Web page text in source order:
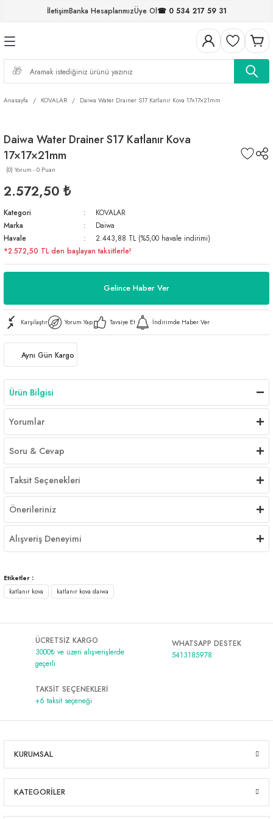
İletişimBanka HesaplarımızÜye Ol☎ 0 534 217 59 31
Geri Dön
Geri Dön
Geri Dön
MİSİNALAR
Geri Dön
FIRDÖNDÜLER
Geri Dön
Geri Dön
Geri Dön
Geri Dön
Anasayfa KOVALAR Daiwa Water Drainer S17 Katlanır Kova 17×17×21mm
Daiwa Water Drainer S17 Katlanır Kova
17×17×21mm
(0) Yorum - 0 Puan
2.572,50 ₺
Kategori
KOVALAR
Marka
Daiwa
Havale
2.443,88 TL (%5,00 havale indirimi)
*2.572,50 TL den başlayan taksitlerle!
Gelince Haber Ver
Karşılaştır Yorum Yap Tavsiye Et İndirimde Haber Ver
Aynı Gün Kargo
Ürün Bilgisi
Yorumlar
Soru & Cevap
Taksit Seçenekleri
Önerileriniz
Alışveriş Deneyimi
Etiketler :
katlanır kova
katlanır kova daiwa
ÜCRETSİZ KARGO
3000₺ ve üzeri alışverişlerde
geçerli
WHATSAPP DESTEK
5413185978
TAKSİT SEÇENEKLERİ
+6 taksit seçeneği
KURUMSAL
KATEGORİLER